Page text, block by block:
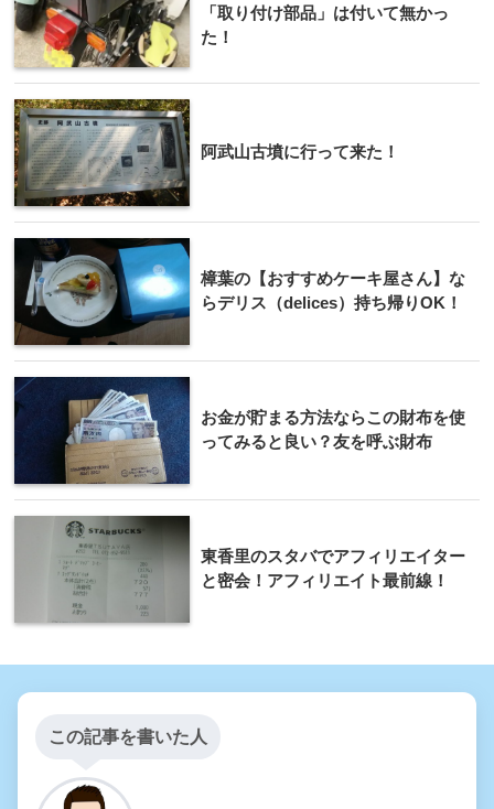
「取り付け部品」は付いて無かっ
た！
阿武山古墳に行って来た！
樟葉の【おすすめケーキ屋さん】な
らデリス（delices）持ち帰りOK！
お金が貯まる方法ならこの財布を使
ってみると良い？友を呼ぶ財布
東香里のスタバでアフィリエイター
と密会！アフィリエイト最前線！
この記事を書いた人